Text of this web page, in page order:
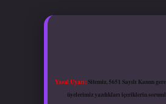
Yasal Uyarı:Sitemiz, 5651 Sayılı Kanun
üyelerimiz yazdıkları içeriklerin